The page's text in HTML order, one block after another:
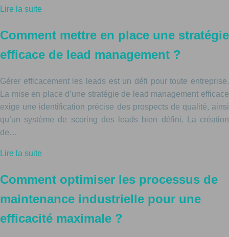
Lire la suite
Comment mettre en place une stratégie
efficace de lead management ?
Gérer efficacement les leads est un défi pour toute entreprise.
La mise en place d’une stratégie de lead management efficace
exige une identification précise des prospects de qualité, ainsi
qu’un système de scoring des leads bien défini. La création
de…
Lire la suite
Comment optimiser les processus de
maintenance industrielle pour une
efficacité maximale ?